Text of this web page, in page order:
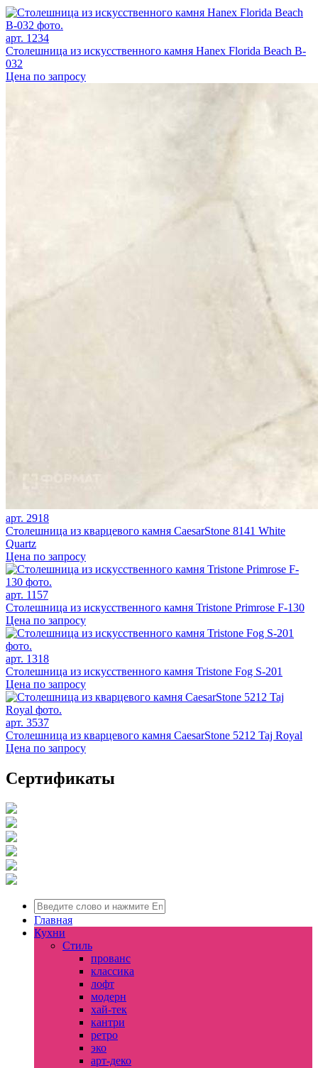
арт. 1234
Столешница из искусственного камня Hanex Florida Beach B-
032
Цена по запросу
арт. 2918
Столешница из кварцевого камня CaesarStone 8141 White
Quartz
Цена по запросу
арт. 1157
Столешница из искусственного камня Tristone Primrose F-130
Цена по запросу
арт. 1318
Столешница из искусственного камня Tristone Fog S-201
Цена по запросу
арт. 3537
Столешница из кварцевого камня CaesarStone 5212 Taj Royal
Цена по запросу
Сертификаты
Главная
Кухни
Стиль
прованс
классика
лофт
модерн
хай-тек
кантри
ретро
эко
арт-деко